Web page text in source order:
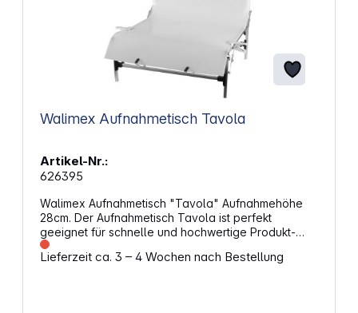
Walimex Aufnahmetisch Tavola
Artikel-Nr.:
626395
Walimex Aufnahmetisch "Tavola" Aufnahmehöhe
28cm. Der Aufnahmetisch Tavola ist perfekt
geeignet für schnelle und hochwertige Produkt-
oder Materialaufnahmen. Um ihn zu verstauen kann
er blitzschnell zusammengefaltet werden. Die
Lieferzeit ca. 3 – 4 Wochen nach Bestellung